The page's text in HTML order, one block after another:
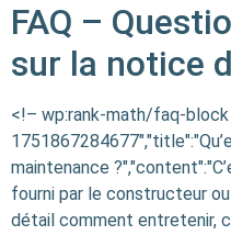
FAQ –
sur la notice
<!– wp:rank-math/faq-
maintenance
fourni par le constructeur
détail comment entretenir,